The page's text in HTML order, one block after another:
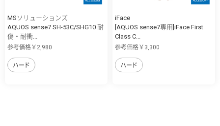
MSソリューションズ
AQUOS sense7 SH-53C/SHG10 耐
傷・耐衝...
参考価格￥2,980
ハード
iFace
[AQUOS sense7専用]iFace First
Class C...
参考価格￥3,300
ハード